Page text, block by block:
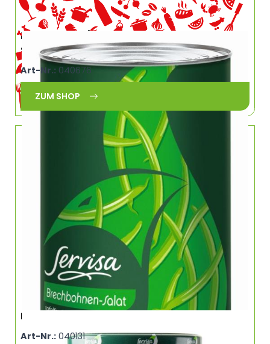
Bohnensalat (Brechbohnen) grün tafelfertig
SB 5/1
Art-Nr.: 040676
ZUM SHOP
Karottensalat Streifen SERVISA 0248
Art-Nr.:040131